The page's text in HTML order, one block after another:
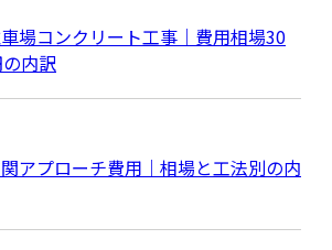
場コンクリート工事｜費用相場30
内訳
アプローチ費用｜相場と工法別の内